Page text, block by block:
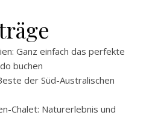
Ganz einfach das perfekte
buchen
der Süd-Australischen
Chalet: Naturerlebnis und